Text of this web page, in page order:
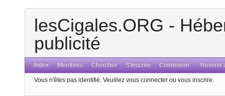
lesCigales.ORG -
publicité
Index Membres Chercher S'inscrire Connexion Revenir
Vous n'êtes pas identifié. Veuillez vous connecter ou vous inscrire.